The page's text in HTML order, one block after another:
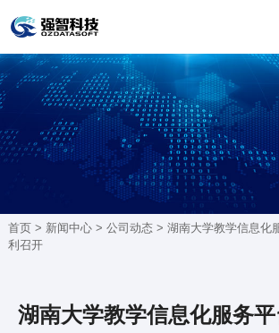
首页 > 新闻中心> 公司动态> 湖南大学教学信息化
利召开
湖南大学教学信息化服务